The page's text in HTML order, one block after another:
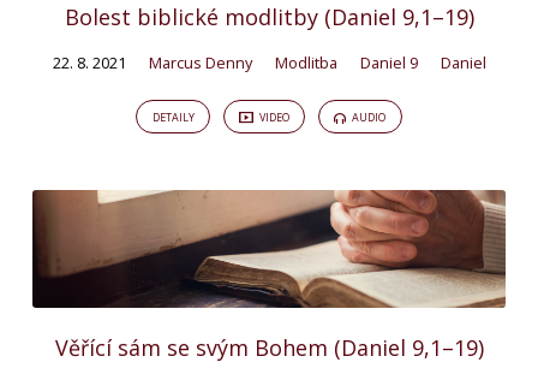
Bolest biblické modlitby (Daniel 9,1–19)
22. 8. 2021 Marcus Denny Modlitba Daniel 9 Daniel
DETAILY VIDEO AUDIO
Věřící sám se svým Bohem (Daniel 9,1–19)